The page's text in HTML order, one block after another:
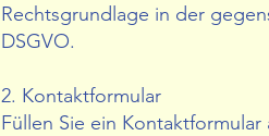
Rechtsgrundlage in der
DSGVO.
2. Kontaktformular
Füllen Sie ein